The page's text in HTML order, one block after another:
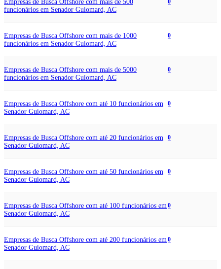
Empresas de Busca Offshore com mais de 500
funcionários em Senador Guiomard, AC
0
Empresas de Busca Offshore com mais de 1000
funcionários em Senador Guiomard, AC
0
Empresas de Busca Offshore com mais de 5000
funcionários em Senador Guiomard, AC
0
Empresas de Busca Offshore com até 10 funcionários em
Senador Guiomard, AC
0
Empresas de Busca Offshore com até 20 funcionários em
Senador Guiomard, AC
0
Empresas de Busca Offshore com até 50 funcionários em
Senador Guiomard, AC
0
Empresas de Busca Offshore com até 100 funcionários em
Senador Guiomard, AC
0
Empresas de Busca Offshore com até 200 funcionários em
Senador Guiomard, AC
0